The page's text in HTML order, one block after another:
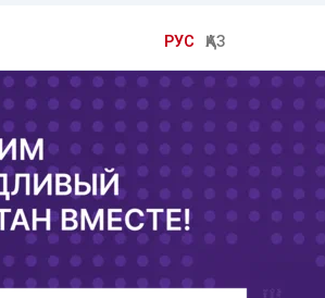
РУС ҚАЗ